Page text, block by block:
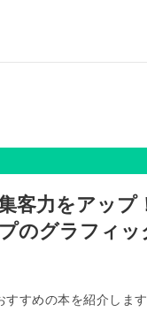
客力をアップ
のグラフィ
すめの本を紹介します